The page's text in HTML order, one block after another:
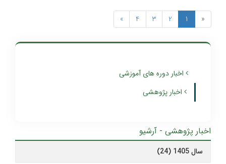
«
1
2
3
4
»
اخبار دوره های آموزشی
اخبار پژوهشی
اخبار پژوهشی - آرشیو
سال 1405 (24)